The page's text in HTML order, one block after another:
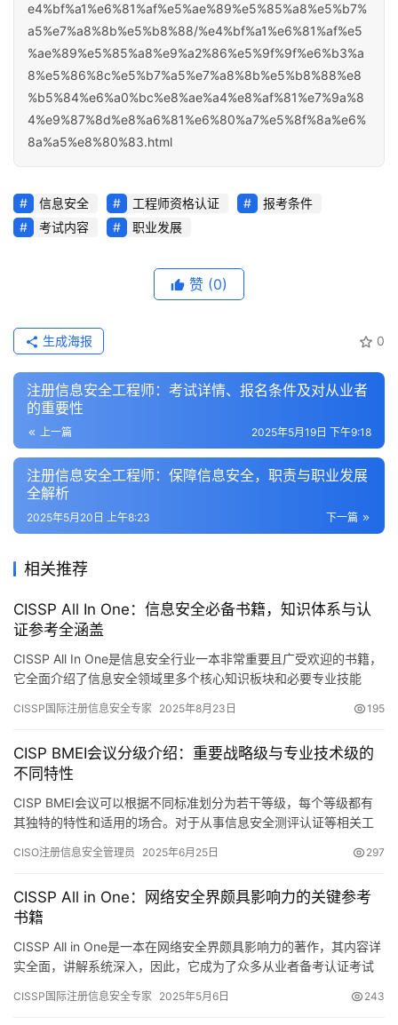
e4%bf%a1%e6%81%af%e5%ae%89%e5%85%a8%e5%b7%
a5%e7%a8%8b%e5%b8%88/%e4%bf%a1%e6%81%af%e5
%ae%89%e5%85%a8%e9%a2%86%e5%9f%9f%e6%b3%a
8%e5%86%8c%e5%b7%a5%e7%a8%8b%e5%b8%88%e8
%b5%84%e6%a0%bc%e8%ae%a4%e8%af%81%e7%9a%8
4%e9%87%8d%e8%a6%81%e6%80%a7%e5%8f%8a%e6%
8a%a5%e8%80%83.html
信息安全 工程师资格认证
报考条件
考试内容
职业发展
赞 (0)
0
生成海报
注册信息安全工程师：考试详情、报名条件及对从业者
的重要性
上一篇 2025年5月19日 下午9:18
注册信息安全工程师：保障信息安全，职责与职业发展
全解析
下一篇
2025年5月20日 上午8:23
相关推荐
CISSP All In One：信息安全必备书籍，知识体系与认
证参考全涵盖
CISSP All In One是信息安全行业一本非常重要且广受欢迎的书籍，
它全面介绍了信息安全领域里多个核心知识板块和必要专业技能
CISSP国际注册信息安全专家 2025年8月23日 195
CISP BMEI会议分级介绍：重要战略级与专业技术级的
不同特性
CISP BMEI会议可以根据不同标准划分为若干等级，每个等级都有
其独特的特性和适用的场合。对于从事信息安全测评认证等相关工
CISO注册信息安全管理员 2025年6月25日 297
CISSP All in One：网络安全界颇具影响力的关键参考
书籍
CISSP All in One是一本在网络安全界颇具影响力的著作，其内容详
实全面，讲解系统深入，因此，它成为了众多从业者备考认证考试
CISSP国际注册信息安全专家 2025年5月6日 243